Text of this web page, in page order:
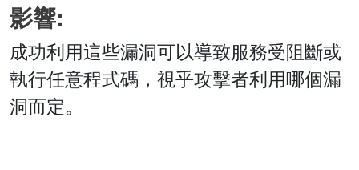
影響:
成功利用這些漏洞可以導致服務受阻斷或
執行任意程式碼，視乎攻擊者利用哪個漏
洞而定。